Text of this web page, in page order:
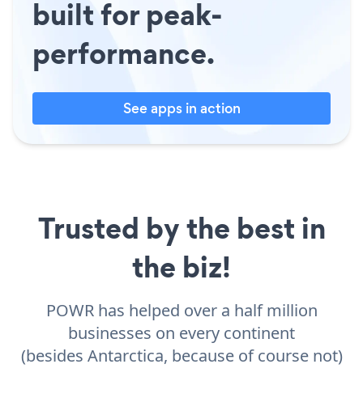
built for peak-
performance.
See apps in action
Trusted by the best in
the biz!
POWR has helped over a half million
businesses on every continent
(besides Antarctica, because of course not)